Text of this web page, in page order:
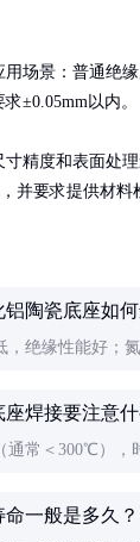
场景：普通绝
±0.05mm以内。
精度和表面处
并要求提供材料
陶瓷底座如何
，绝缘性能好；
焊接要注意什
通常＜300℃），
一般是多久？